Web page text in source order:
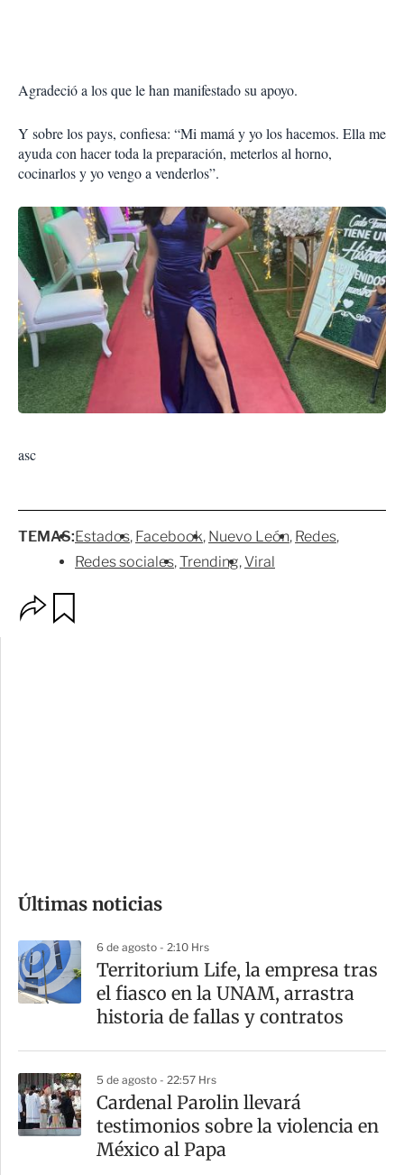
Agradeció a los que le han manifestado su apoyo.
Y sobre los pays, confiesa: “Mi mamá y yo los hacemos. Ella me
ayuda con hacer toda la preparación, meterlos al horno,
cocinarlos y yo vengo a venderlos”.
asc
TEMAS:Estados Facebook Nuevo León Redes
Redes sociales Trending Viral
p
m
a
r
t
Últimas noticias
6 de agosto - 2:10 Hrs
Territorium Life, la empresa tras
el fiasco en la UNAM, arrastra
historia de fallas y contratos
5 de agosto - 22:57 Hrs
Cardenal Parolin llevará
testimonios sobre la violencia en
México al Papa